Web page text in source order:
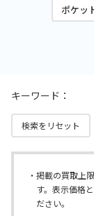
ポケッ
キーワード：
検索をリセット
掲載の買取上
す。表示価格
ださい。